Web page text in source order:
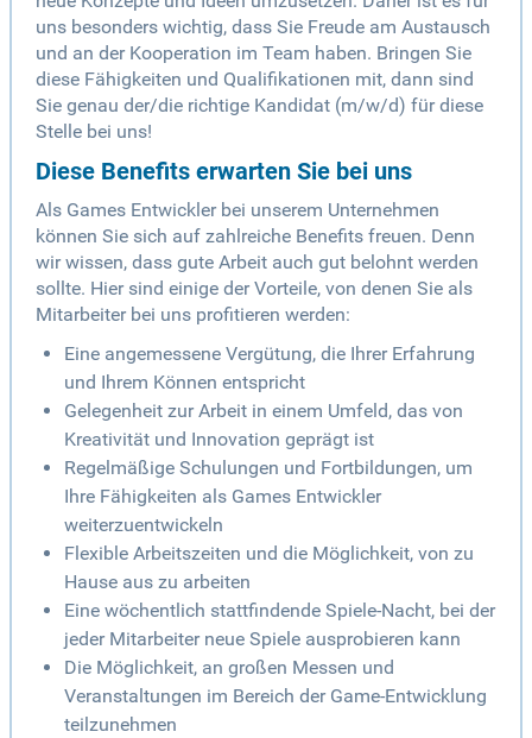
uns besonders wichtig, dass Sie Freude am Austausch
und an der Kooperation im Team haben. Bringen Sie
diese Fähigkeiten und Qualifikationen mit, dann sind
Sie genau der/die richtige Kandidat (m/w/d) für diese
Stelle bei uns!
Diese Benefits erwarten Sie bei uns
Als Games Entwickler bei unserem Unternehmen
können Sie sich auf zahlreiche Benefits freuen. Denn
wir wissen, dass gute Arbeit auch gut belohnt werden
sollte. Hier sind einige der Vorteile, von denen Sie als
Mitarbeiter bei uns profitieren werden:
Eine angemessene Vergütung, die Ihrer Erfahrung
und Ihrem Können entspricht
Gelegenheit zur Arbeit in einem Umfeld, das von
Kreativität und Innovation geprägt ist
Regelmäßige Schulungen und Fortbildungen, um
Ihre Fähigkeiten als Games Entwickler
weiterzuentwickeln
Flexible Arbeitszeiten und die Möglichkeit, von zu
Hause aus zu arbeiten
Eine wöchentlich stattfindende Spiele-Nacht, bei der
jeder Mitarbeiter neue Spiele ausprobieren kann
Die Möglichkeit, an großen Messen und
Veranstaltungen im Bereich der Game-Entwicklung
teilzunehmen